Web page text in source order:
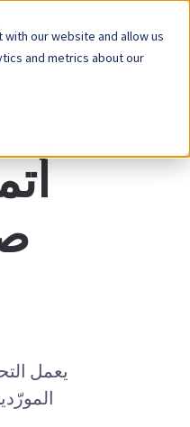
our website and allow us
and metrics about our